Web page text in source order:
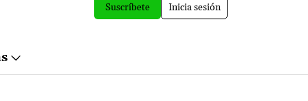
Suscríbete Inicia sesión